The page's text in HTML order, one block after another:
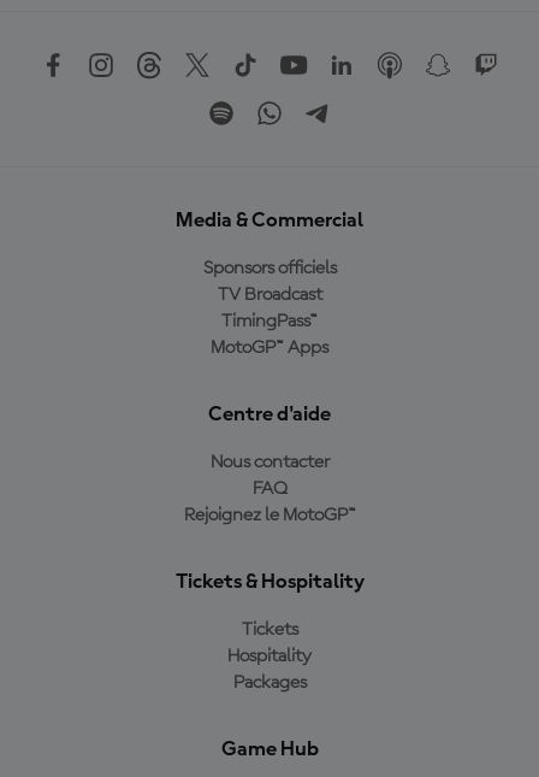
Media & Commercial
Sponsors officiels
TV Broadcast
TimingPass™
MotoGP™ Apps
Centre d'aide
Nous contacter
FAQ
Rejoignez le MotoGP™
Tickets & Hospitality
Tickets
Hospitality
Packages
Game Hub